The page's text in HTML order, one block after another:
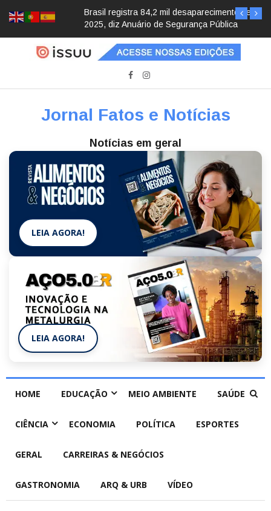
Brasil registra 84,2 mil desaparecimentos em
2025, diz Anuário de Segurança Pública
Jornal Fatos e Notícias
Notícias em geral
LEIA AGORA!
LEIA AGORA!
HOME EDUCAÇÃO MEIO AMBIENTE SAÚDE
CIÊNCIA ECONOMIA POLÍTICA ESPORTES
GERAL CARREIRAS & NEGÓCIOS
GASTRONOMIA ARQ & URB VÍDEO